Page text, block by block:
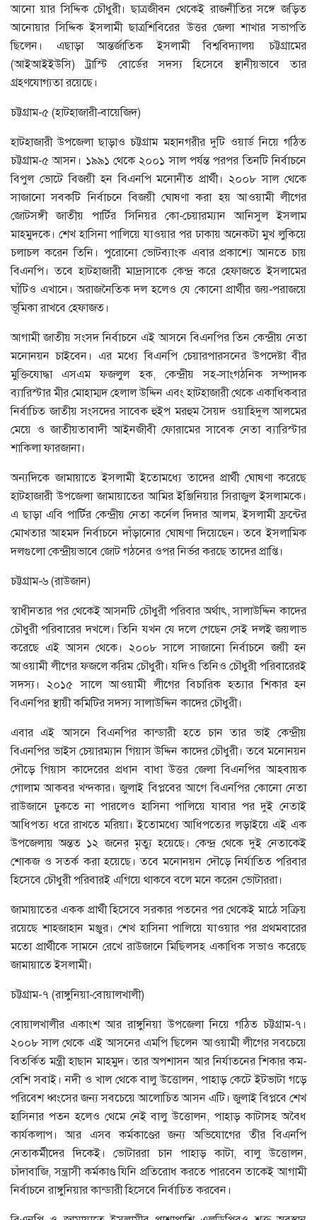
আনো য়ার সিদ্দিক চৌধুরী। ছাত্রজীবন থেকেই রাজনীতির সঙ্গে জড়িত
আনোয়ার সিদ্দিক ইসলামী ছাত্রশিবিরের উত্তর জেলা শাখার সভাপতি
ছিলেন। এছাড়া আন্তর্জাতিক ইসলামী বিশ্ববিদ্যালয় চট্টগ্রামের
(আইআইইউসি) ট্রাস্টি বোর্ডের সদস্য হিসেবে স্থানীয়ভাবে তার
গ্রহণযোগ্যতা রয়েছে।
চট্টগ্রাম-৫ (হাটহাজারী-বায়েজিদ)
হাটহাজারী উপজেলা ছাড়াও চট্টগ্রাম মহানগরীর দুটি ওয়ার্ড নিয়ে গঠিত
চট্টগ্রাম-৫ আসন। ১৯৯১ থেকে ২০০১ সাল পর্যন্ত পরপর তিনটি নির্বাচনে
বিপুল ভোটে বিজয়ী হন বিএনপি মনোনীত প্রার্থী। ২০০৮ সাল থেকে
সাজানো সবকটি নির্বাচনে বিজয়ী ঘোষণা করা হয় আওয়ামী লীগের
জোটসঙ্গী জাতীয় পার্টির সিনিয়র কো-চেয়ারম্যান আনিসুল ইসলাম
মাহমুদকে। শেখ হাসিনা পালিয়ে যাওয়ার পর ঢাকায় অনেকটা মুখ লুকিয়ে
চলাচল করেন তিনি। পুরোনো ভোটব্যাংক এবার প্রকাশ্যে আনতে চায়
বিএনপি। তবে হাটহাজারী মাদ্রাসাকে কেন্দ্র করে হেফাজতে ইসলামের
ঘাঁটিও এখানে। অরাজনৈতিক দল হলেও যে কোনো প্রার্থীর জয়-পরাজয়ে
ভূমিকা রাখবে হেফাজত।
আগামী জাতীয় সংসদ নির্বাচনে এই আসনে বিএনপির তিন কেন্দ্রীয় নেতা
মনোনয়ন চাইবেন। এর মধ্যে বিএনপি চেয়ারপারসনের উপদেষ্টা বীর
মুক্তিযোদ্ধা এসএম ফজলুল হক, কেন্দ্রীয় সহ-সাংগঠনিক সম্পাদক
ব্যারিস্টার মীর মোহাম্মদ হেলাল উদ্দিন এবং হাটহাজারী থেকে একাধিকবার
নির্বাচিত জাতীয় সংসদের সাবেক হুইপ মরহুম সৈয়দ ওয়াহিদুল আলমের
মেয়ে ও জাতীয়তাবাদী আইনজীবী ফোরামের সাবেক নেতা ব্যারিস্টার
শাকিলা ফারজানা।
অন্যদিকে জামায়াতে ইসলামী ইতোমধ্যে তাদের প্রার্থী ঘোষণা করেছে
হাটহাজারী উপজেলা জামায়াতের আমির ইঞ্জিনিয়ার সিরাজুল ইসলামকে।
এ ছাড়া এবি পার্টির কেন্দ্রীয় নেতা কর্নেল দিদার আলম, ইসলামী ফ্রন্টের
মোখতার আহমদ নির্বাচনে দাঁড়ানোর ঘোষণা দিয়েছেন। তবে ইসলামিক
দলগুলো কেন্দ্রীয়ভাবে জোট গঠনের ওপর নির্ভর করছে তাদের প্রাপ্তি।
চট্টগ্রাম-৬ (রাউজান)
স্বাধীনতার পর থেকেই আসনটি চৌধুরী পরিবার অর্থাৎ, সালাউদ্দিন কাদের
চৌধুরী পরিবারের দখলে। তিনি যখন যে দলে গেছেন সেই দলই জয়লাভ
করেছে এই আসন থেকে। ২০০৮ সালে সাজানো নির্বাচনে জয়ী হন
আওয়ামী লীগের ফজলে করিম চৌধুরী। যদিও তিনিও চৌধুরী পরিবারেরই
সদস্য। ২০১৫ সালে আওয়ামী লীগের বিচারিক হত্যার শিকার হন
বিএনপির স্থায়ী কমিটির সদস্য সালাউদ্দিন কাদের চৌধুরী।
এবার এই আসনে বিএনপির কান্ডারী হতে চান তার ভাই কেন্দ্রীয়
বিএনপির ভাইস চেয়ারম্যান গিয়াস উদ্দিন কাদের চৌধুরী। তবে মনোনয়ন
দৌড়ে গিয়াস কাদেরের প্রধান বাধা উত্তর জেলা বিএনপির আহবায়ক
গোলাম আকবর খন্দকার। জুলাই বিপ্লবের আগে বিএনপির কোনো নেতা
রাউজানে ঢুকতে না পারলেও হাসিনা পালিয়ে যাবার পর দুই নেতাই
আধিপত্য ধরে রাখতে মরিয়া। ইতোমধ্যে আধিপত্যের লড়াইয়ে এই এক
উপজেলায় অন্তত ১২ জনের মৃত্যু হয়েছে। কেন্দ্র থেকে দুই নেতাকেই
শোকজ ও সতর্ক করা হয়েছে। তবে মনোনয়ন দৌড়ে নির্যাতিত পরিবার
হিসেবে চৌধুরী পরিবারই এগিয়ে থাকবে বলে মনে করেন ভোটাররা।
জামায়াতের একক প্রার্থী হিসেবে সরকার পতনের পর থেকেই মাঠে সক্রিয়
রয়েছে শাহজাহান মঞ্জুর। শেখ হাসিনা পালিয়ে যাওয়ার পর প্রথমবারের
মতো প্রার্থীকে সামনে রেখে রাউজানে মিছিলসহ একাধিক সভাও করেছে
জামায়াতে ইসলামী।
চট্টগ্রাম-৭ (রাঙ্গুনিয়া-বোয়ালখালী)
বোয়ালখালীর একাংশ আর রাঙ্গুনিয়া উপজেলা নিয়ে গঠিত চট্টগ্রাম-৭।
২০০৮ সাল থেকে এই আসনের এমপি ছিলেন আওয়ামী লীগের সবচেয়ে
বিতর্কিত মন্ত্রী হাছান মাহমুদ। তার অপশাসন আর নির্যাতনের শিকার কম-
বেশি সবাই। নদী ও খাল থেকে বালু উত্তোলন, পাহাড় কেটে ইটভাটা গড়ে
পরিবেশ ধ্বংসের জন্য সবচেয়ে আলোচিত আসন এটি। জুলাই বিপ্লবে শেখ
হাসিনার পতন হলেও থেমে নেই বালু উত্তোলন, পাহাড় কাটাসহ অবৈধ
কার্যকলাপ। আর এসব কর্মকাণ্ডের জন্য অভিযোগের তীর বিএনপি
নেতাকর্মীদের দিকেই। ভোটাররা চান পাহাড় কাটা, বালু উত্তোলন,
চাঁদাবাজি, সন্ত্রাসী কর্মকাণ্ড যিনি প্রতিরোধ করতে পারবেন তাকেই আগামী
নির্বাচনে রাঙ্গুনিয়ার কান্ডারী হিসেবে নির্বাচিত করবেন।